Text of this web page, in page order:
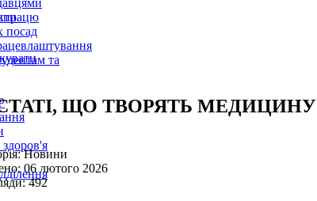
посад
та
ЩО ТВОРЯТЬ МЕДИЦИНУ
Новини
06 лютого 2026
492